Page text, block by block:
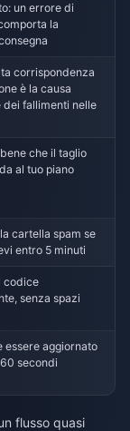
un errore di
la
corrispondenza
è la causa
dei fallimenti nelle
che il taglio
al tuo piano
cartella spam se
entro 5 minuti
codice
senza spazi
essere aggiornato
secondi
flusso quasi